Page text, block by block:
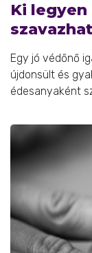
Ki legyen
Egy jó védőnő
újdonsült és
édesanyaként